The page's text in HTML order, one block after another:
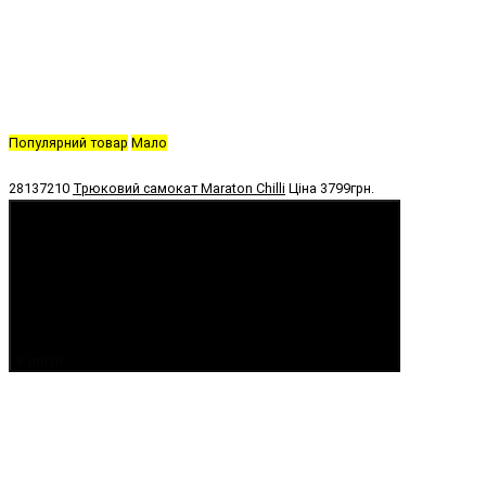
Популярний товар Мало
28137210 Трюковий самокат Maraton Chilli Ціна 3799грн.